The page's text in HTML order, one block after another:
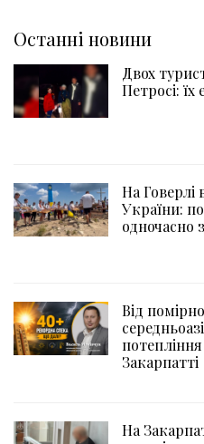
Останні новини
Двох
Петросі:
На Говерлі
України:
одночасно
Від
Закарпатті
На